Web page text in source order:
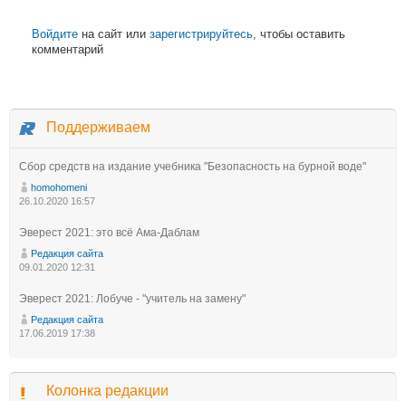
Войдите на сайт или зарегистрируйтесь, чтобы оставить
комментарий
Поддерживаем
Сбор средств на издание учебника "Безопасность на бурной воде"
homohomeni
26.10.2020 16:57
Эверест 2021: это всё Ама-Даблам
Редакция сайта
09.01.2020 12:31
Эверест 2021: Лобуче - "учитель на замену"
Редакция сайта
17.06.2019 17:38
Колонка редакции